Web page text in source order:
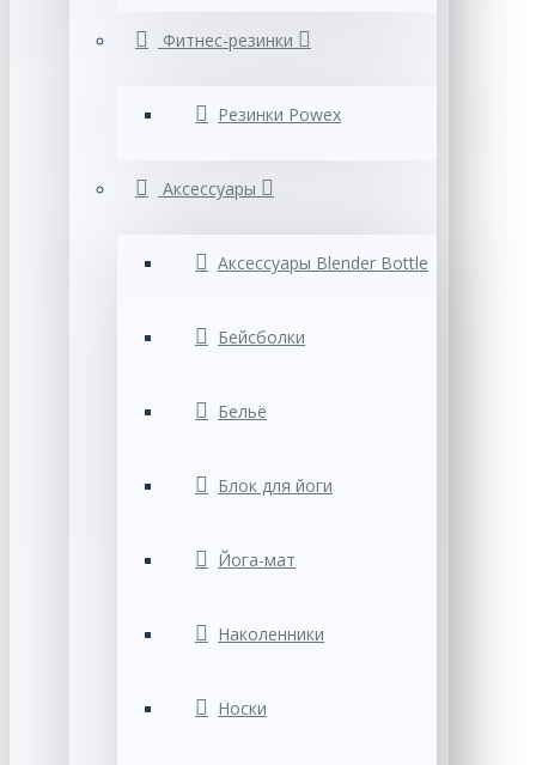
Фитнес-резинки
Резинки Powex
Аксессуары
Аксессуары Blender Bottle
Бейсболки
Бельё
Блок для йоги
Йога-мат
Наколенники
Носки